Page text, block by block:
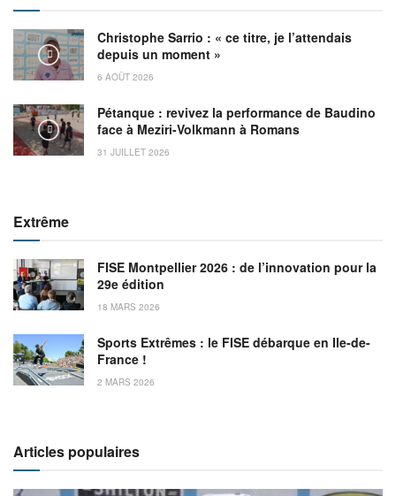
Christophe Sarrio : « ce titre, je l’attendais
depuis un moment »
6 AOÛT 2026
Pétanque : revivez la performance de Baudino
face à Meziri-Volkmann à Romans
31 JUILLET 2026
Extrême
FISE Montpellier 2026 : de l’innovation pour la
29e édition
18 MARS 2026
Sports Extrêmes : le FISE débarque en Ile-de-
France !
2 MARS 2026
Articles populaires